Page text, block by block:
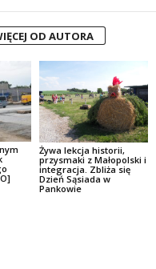
OD AUTORA
Żywa lekcja historii,
przysmaki z Małopolski i
integracja. Zbliża się
Dzień Sąsiada w
Pankowie